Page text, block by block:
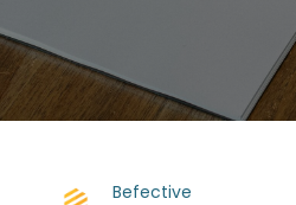
Befective